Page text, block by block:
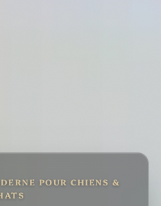
POUR CHIENS &